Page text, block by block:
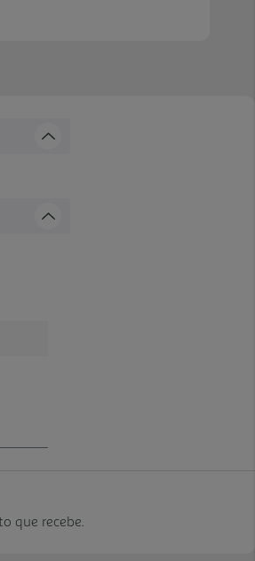
que recebe.